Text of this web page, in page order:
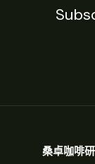
桑卓咖啡